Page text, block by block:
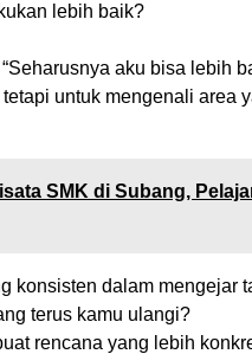
lebih baik?
aku bisa lebih
untuk mengenali area
SMK di Subang,
konsisten dalam mengejar
terus kamu ulangi?
rencana yang lebih